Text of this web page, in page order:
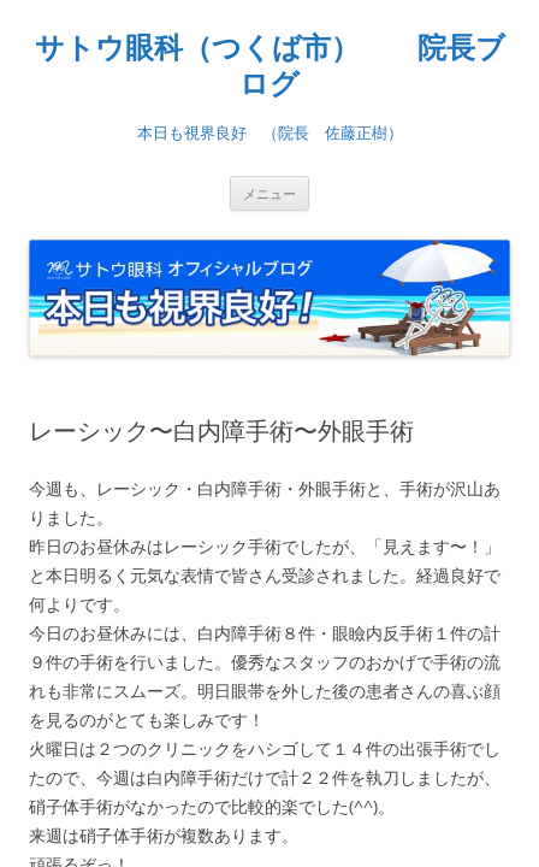
テ
ン
サトウ眼科（つくば市） 院長ブ
ログ
本日も視界良好 （院長 佐藤正樹）
メニュー
レーシック〜白内障手術〜外眼手術
今週も、レーシック・白内障手術・外眼手術と、手術が沢山あ
りました。
昨日のお昼休みはレーシック手術でしたが、「見えます〜！」
と本日明るく元気な表情で皆さん受診されました。経過良好で
何よりです。
今日のお昼休みには、白内障手術８件・眼瞼内反手術１件の計
９件の手術を行いました。優秀なスタッフのおかげで手術の流
れも非常にスムーズ。明日眼帯を外した後の患者さんの喜ぶ顔
を見るのがとても楽しみです！
火曜日は２つのクリニックをハシゴして１４件の出張手術でし
たので、今週は白内障手術だけで計２２件を執刀しましたが、
硝子体手術がなかったので比較的楽でした(^^)。
来週は硝子体手術が複数あります。